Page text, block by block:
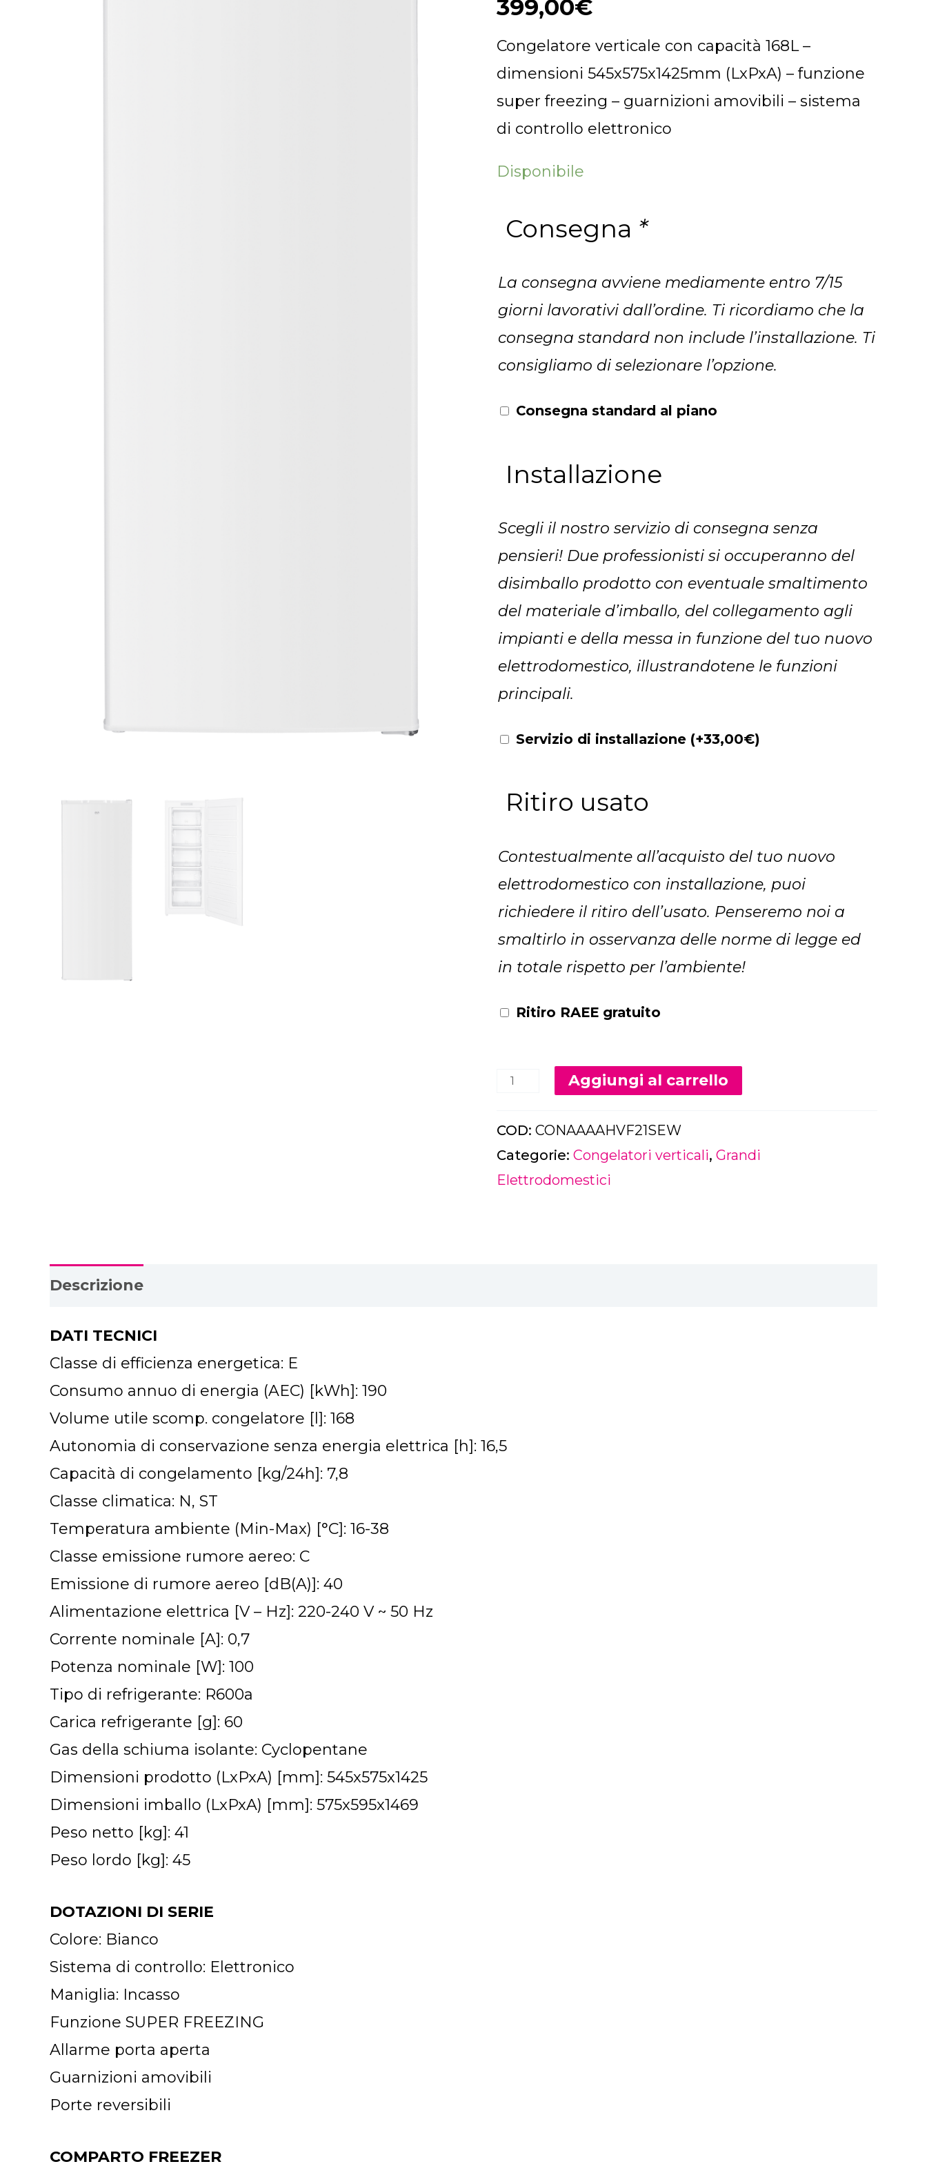
399,00€
Congelatore verticale con capacità 168L –
dimensioni 545x575x1425mm (LxPxA) – funzione
super freezing – guarnizioni amovibili – sistema
di controllo elettronico
Disponibile
Consegna *
La consegna avviene mediamente entro 7/15
giorni lavorativi dall’ordine. Ti ricordiamo che la
consegna standard non include l’installazione. Ti
consigliamo di selezionare l’opzione.
Consegna standard al piano
Installazione
Scegli il nostro servizio di consegna senza
pensieri! Due professionisti si occuperanno del
disimballo prodotto con eventuale smaltimento
del materiale d’imballo, del collegamento agli
impianti e della messa in funzione del tuo nuovo
elettrodomestico, illustrandotene le funzioni
principali.
Servizio di installazione (+33,00€)
Ritiro usato
Contestualmente all’acquisto del tuo nuovo
elettrodomestico con installazione, puoi
richiedere il ritiro dell’usato. Penseremo noi a
smaltirlo in osservanza delle norme di legge ed
in totale rispetto per l’ambiente!
Ritiro RAEE gratuito
quantità
Aggiungi al carrello
COD: CONAAAAHVF21SEW
Categorie: Congelatori verticali, Grandi
Elettrodomestici
Descrizione
DATI TECNICI
Classe di efficienza energetica: E
Consumo annuo di energia (AEC) [kWh]: 190
Volume utile scomp. congelatore [l]: 168
Autonomia di conservazione senza energia elettrica [h]: 16,5
Capacità di congelamento [kg/24h]: 7,8
Classe climatica: N, ST
Temperatura ambiente (Min-Max) [°C]: 16-38
Classe emissione rumore aereo: C
Emissione di rumore aereo [dB(A)]: 40
Alimentazione elettrica [V – Hz]: 220-240 V ~ 50 Hz
Corrente nominale [A]: 0,7
Potenza nominale [W]: 100
Tipo di refrigerante: R600a
Carica refrigerante [g]: 60
Gas della schiuma isolante: Cyclopentane
Dimensioni prodotto (LxPxA) [mm]: 545x575x1425
Dimensioni imballo (LxPxA) [mm]: 575x595x1469
Peso netto [kg]: 41
Peso lordo [kg]: 45
DOTAZIONI DI SERIE
Colore: Bianco
Sistema di controllo: Elettronico
Maniglia: Incasso
Funzione SUPER FREEZING
Allarme porta aperta
Guarnizioni amovibili
Porte reversibili
COMPARTO FREEZER